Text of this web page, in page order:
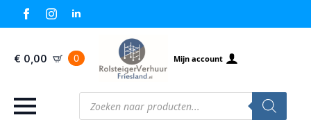
€ 0,00 0 Mijn account
Producten
zoeken